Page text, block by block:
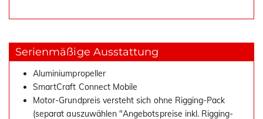
Serienmäßige Ausstattung
Aluminiumpropeller
SmartCraft Connect Mobile
Motor-Grundpreis versteht sich ohne Rigging-Pack
(separat auszuwählen "Angebotspreise inkl. Rigging-